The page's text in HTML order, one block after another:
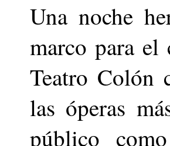
Una noche
marco para
Teatro Colón
las óperas
público